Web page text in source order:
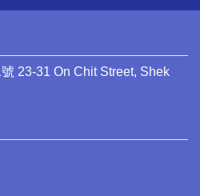
23-31 On Chit Street, Shek